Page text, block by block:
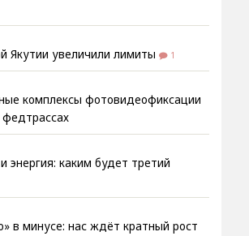
Якутии увеличили лимиты 1
комплексы фотовидеофиксации
федтрассах
энергия: каким будет третий
в минусе: нас ждёт кратный рост